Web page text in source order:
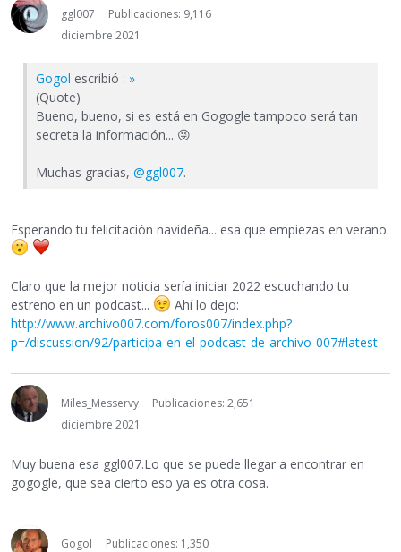
ggl007
Publicaciones: 9,116
diciembre 2021
Gogol escribió : »
(Quote)
Bueno, bueno, si es está en Gogogle tampoco será tan
secreta la información... 😜
Muchas gracias, @ggl007.
Esperando tu felicitación navideña... esa que empiezas en verano
Claro que la mejor noticia sería iniciar 2022 escuchando tu
estreno en un podcast...
Ahí lo dejo:
http://www.archivo007.com/foros007/index.php?
p=/discussion/92/participa-en-el-podcast-de-archivo-007#latest
Miles_Messervy
Publicaciones: 2,651
diciembre 2021
Muy buena esa ggl007.Lo que se puede llegar a encontrar en
gogogle, que sea cierto eso ya es otra cosa.
Gogol
Publicaciones: 1,350